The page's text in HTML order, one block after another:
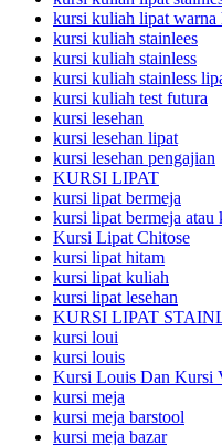
kursi kuliah lipat warna
kursi kuliah stainlees
kursi kuliah stainless
kursi kuliah stainless
kursi kuliah test futura
kursi lesehan
kursi lesehan lipat
kursi lesehan pengajian
KURSI LIPAT
kursi lipat bermeja
kursi lipat bermeja
Kursi Lipat Chitose
kursi lipat hitam
kursi lipat kuliah
kursi lipat lesehan
KURSI LIPAT
kursi loui
kursi louis
Kursi Louis Dan Kursi
kursi meja
kursi meja barstool
kursi meja bazar